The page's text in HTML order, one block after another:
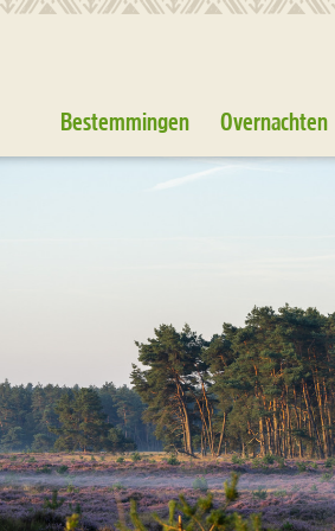
Bestemmingen Overnachten